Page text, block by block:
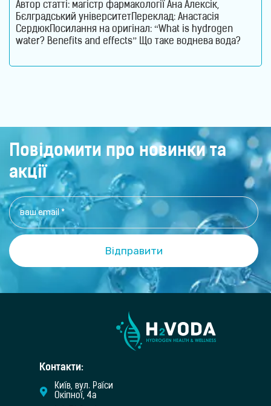
Автор статті: магістр фармакології Ана Алексік,
Бєлградський університетПереклад: Анастасія
СердюкПосилання на оригінал: “What is hydrogen
water? Benefits and effects” Що таке воднева вода?
молекулярним воднем, який є ефективним
Повідомити про новинки та
акції
Контакти:
Київ, вул. Раїси
Окіпної, 4а